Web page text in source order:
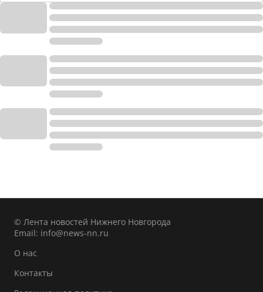
© Лента новостей Нижнего Новгорода
Email: info@news-nn.ru
О нас
Контакты